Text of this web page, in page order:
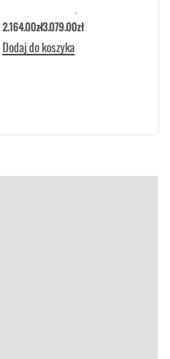
2.164.00zł3.079.00zł
Dodaj do koszyka